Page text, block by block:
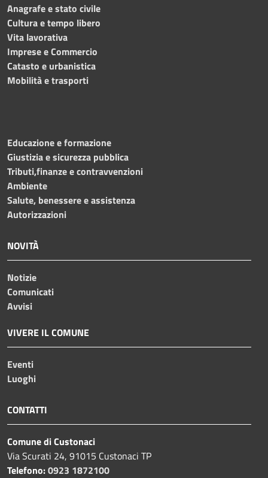
Anagrafe e stato civile
Cultura e tempo libero
Vita lavorativa
Imprese e Commercio
Catasto e urbanistica
Mobilità e trasporti
Educazione e formazione
Giustizia e sicurezza pubblica
Tributi,finanze e contravvenzioni
Ambiente
Salute, benessere e assistenza
Autorizzazioni
NOVITÀ
Notizie
Comunicati
Avvisi
VIVERE IL COMUNE
Eventi
Luoghi
CONTATTI
Comune di Custonaci
Via Scurati 24, 91015 Custonaci TP
Telefono:0923 1872100